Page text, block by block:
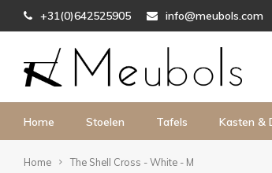
+31(0)642525905 info@meubols.com
Home Stoelen Tafels Kasten &
Home The Shell Cross - White - M